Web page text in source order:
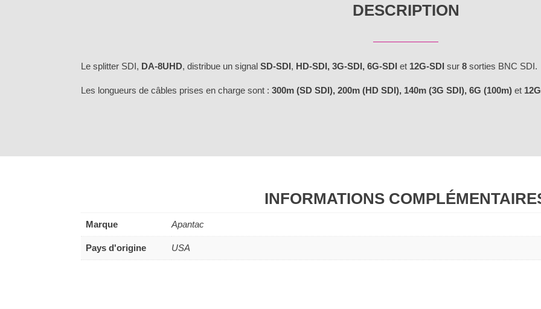
12G-
DESCRIPTION
Le splitter SDI, DA-8UHD, distribue un signalSD-SDI, HD-SDI, 3G-SDI, 6G-SDI et 12G-SDI sur8 sorties BNC SDI.
Les longueurs de câbles prises en charge sont :300m (SD SDI), 200m (HD SDI), 140m (3G SDI),6G (100m) et
INFORMATIONS
Marque Apantac
Pays d'origine USA